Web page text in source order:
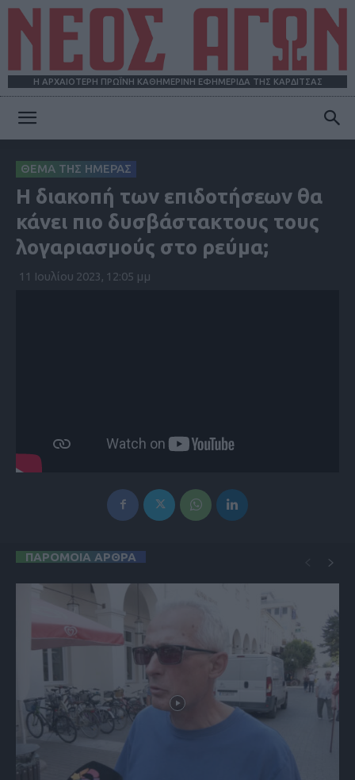
Η ΑΡΧΑΙΟΤΕΡΗ ΠΡΩΪΝΗ ΚΑΘΗΜΕΡΙΝΗ ΕΦΗΜΕΡΙΔΑ ΤΗΣ ΚΑΡΔΙΤΣΑΣ
ΑΓΩΝ
ΘΕΜΑ ΤΗΣ ΗΜΕΡΑΣ
Η διακοπή των επιδοτήσεων θα
κάνει πιο δυσβάστακτους τους
λογαριασμούς στο ρεύμα;
11 Ιουλίου 2023, 12:05 μμ
ΠΑΡΟΜΟΙΑ ΑΡΘΡΑ